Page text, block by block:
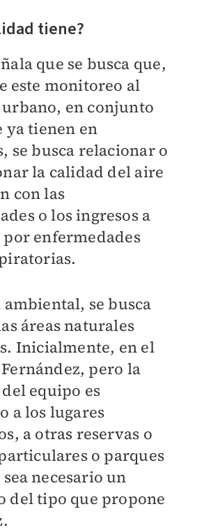
tiene?
que se busca que,
este monitoreo al
en conjunto
ya tienen en
se busca relacionar o
la calidad del aire
con las
o los ingresos a
enfermedades
ambiental, se busca
áreas naturales
Inicialmente, en el
pero la
equipo es
a los lugares
a otras reservas o
o parques
necesario un
del tipo que propone